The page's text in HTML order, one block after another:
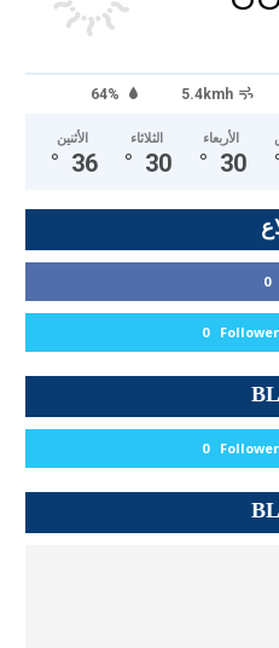
64% 5.4kmh
الأثنين
36
°
الثلاثاء
30
°
الأربعاء
30
°
0
0
0